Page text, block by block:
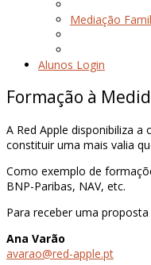
Mediação
Alunos Login
Formação à
A Red Apple disponibiliza
constituir uma mais valia
Como exemplo de
BNP-Paribas, NAV, etc.
Para receber uma
Ana Varão
avarao@red-apple.pt